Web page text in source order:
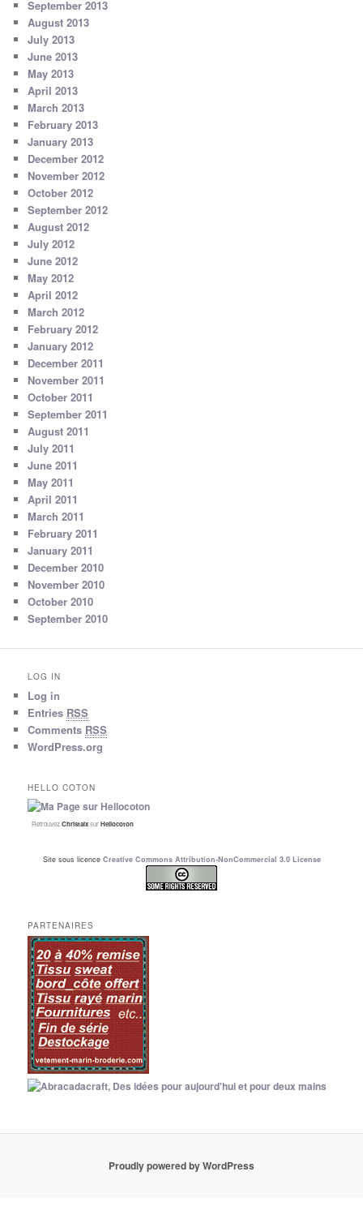
September 2013
August 2013
July 2013
June 2013
May 2013
April 2013
March 2013
February 2013
January 2013
December 2012
November 2012
October 2012
September 2012
August 2012
July 2012
June 2012
May 2012
April 2012
March 2012
February 2012
January 2012
December 2011
November 2011
October 2011
September 2011
August 2011
July 2011
June 2011
May 2011
April 2011
March 2011
February 2011
January 2011
December 2010
November 2010
October 2010
September 2010
LOG IN
Log in
Entries RSS
Comments RSS
WordPress.org
HELLO COTON
RetrouvezChristalxsurHellocoton
Site sous licence Creative Commons Attribution-NonCommercial 3.0 License
PARTENAIRES
Proudly powered by WordPress